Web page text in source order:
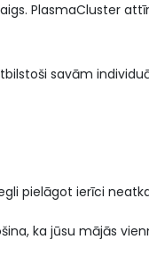
PlasmaCluster
savām
pielāgot ierīci
ka jūsu mājās